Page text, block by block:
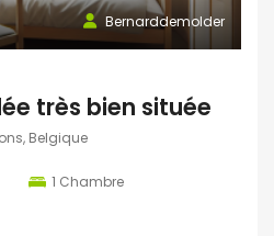
Bernarddemolder
très bien située
Belgique
1 Chambre